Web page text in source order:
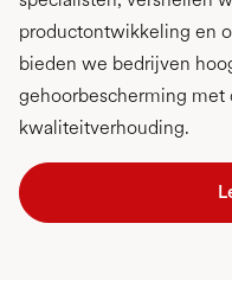
productontwikkeling en
bieden we bedrijven
gehoorbescherming met
kwaliteitverhouding.